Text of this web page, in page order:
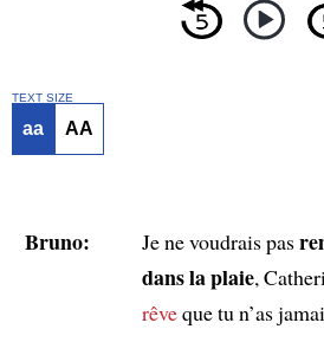
TEXT SIZE
aa AA
Bruno: Je ne voudrais pas
dans la plaie,
rêveque tu n’as